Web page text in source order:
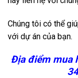
Chúng tôi có thể
với dự án của bạn.
Địa điểm mua